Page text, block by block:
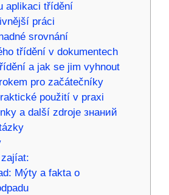
aplikaci třídění
práci
srovnání
třídění v dokumentech
a jak se jim vyhnout
pro začátečníky
použití v praxi
a další zdroje знаний
Mýty a fakta o